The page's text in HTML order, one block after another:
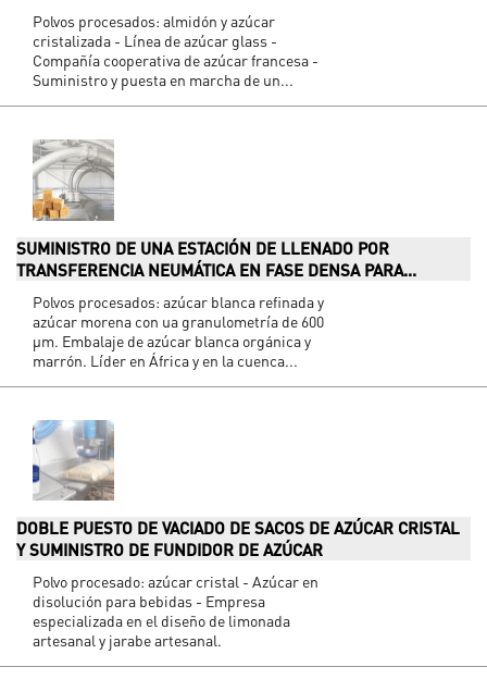
Polvos procesados: almidón y azúcar
cristalizada - Línea de azúcar glass -
Compañía cooperativa de azúcar francesa -
Suministro y puesta en marcha de un...
SUMINISTRO DE UNA ESTACIÓN DE LLENADO POR
TRANSFERENCIA NEUMÁTICA EN FASE DENSA PARA...
Polvos procesados: azúcar blanca refinada y
azúcar morena con ua granulometría de 600
µm. Embalaje de azúcar blanca orgánica y
marrón. Líder en África y en la cuenca...
DOBLE PUESTO DE VACIADO DE SACOS DE AZÚCAR CRISTAL
Y SUMINISTRO DE FUNDIDOR DE AZÚCAR
Polvo procesado: azúcar cristal - Azúcar en
disolución para bebidas - Empresa
especializada en el diseño de limonada
artesanal y jarabe artesanal.